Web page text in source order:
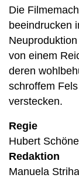
Die
beeindrucken
von einem
deren
schroffem
verstecken.
Regie
Hubert
Redaktion
Manuela